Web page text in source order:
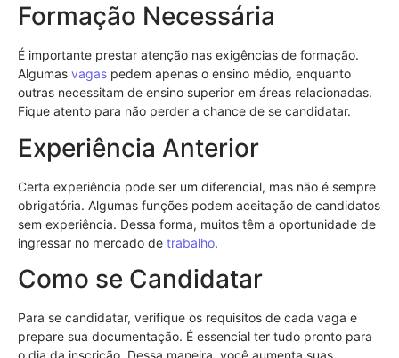
Formação Necessária
É importante prestar atenção nas exigências de formação.
Algumas vagas pedem apenas o ensino médio, enquanto
outras necessitam de ensino superior em áreas relacionadas.
Fique atento para não perder a chance de se candidatar.
Experiência Anterior
Certa experiência pode ser um diferencial, mas não é sempre
obrigatória. Algumas funções podem aceitação de candidatos
sem experiência. Dessa forma, muitos têm a oportunidade de
ingressar no mercado de trabalho.
Como se Candidatar
Para se candidatar, verifique os requisitos de cada vaga e
prepare sua documentação. É essencial ter tudo pronto para